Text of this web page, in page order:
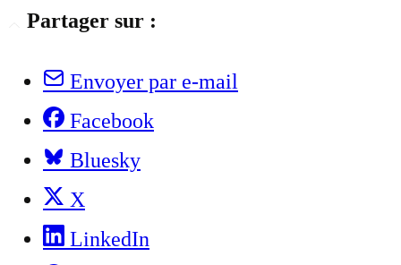
Partager sur :
Envoyer par e-mail
Facebook
Bluesky
X
LinkedIn